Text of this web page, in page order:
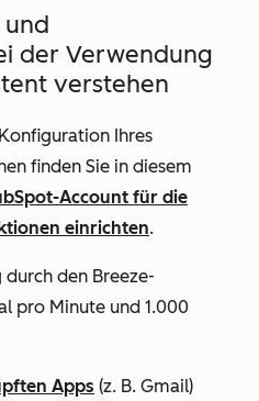
und
der Verwendung
verstehen
Ihres
finden Sie in diesem
Account für die
einrichten.
den Breeze-
pro Minute und 1.000
Apps (z. B. Gmail)